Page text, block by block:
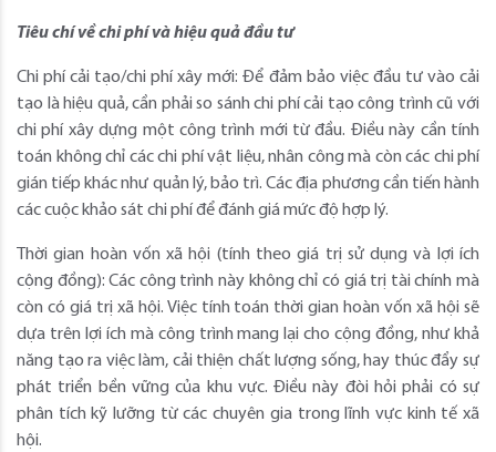
Tiêu chí về chi phí và hiệu quả đầu tư
Chi phí cải tạo/chi phí xây mới: Để đảm bảo việc đầu tư vào cải
tạo là hiệu quả, cần phải so sánh chi phí cải tạo công trình cũ với
chi phí xây dựng một công trình mới từ đầu. Điều này cần tính
toán không chỉ các chi phí vật liệu, nhân công mà còn các chi phí
gián tiếp khác như quản lý, bảo trì. Các địa phương cần tiến hành
các cuộc khảo sát chi phí để đánh giá mức độ hợp lý.
Thời gian hoàn vốn xã hội (tính theo giá trị sử dụng và lợi ích
cộng đồng): Các công trình này không chỉ có giá trị tài chính mà
còn có giá trị xã hội. Việc tính toán thời gian hoàn vốn xã hội sẽ
dựa trên lợi ích mà công trình mang lại cho cộng đồng, như khả
năng tạo ra việc làm, cải thiện chất lượng sống, hay thúc đẩy sự
phát triển bền vững của khu vực. Điều này đòi hỏi phải có sự
phân tích kỹ lưỡng từ các chuyên gia trong lĩnh vực kinh tế xã
hội.